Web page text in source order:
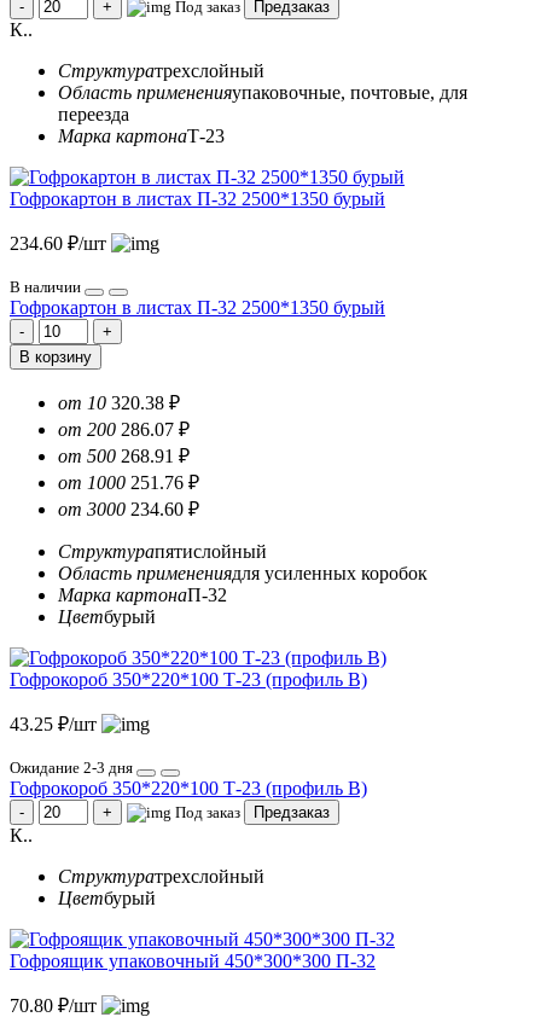
Под заказ Предзаказ
К..
Структуратрехслойный
Область примененияупаковочные, почтовые, для
переезда
Марка картонаТ-23
Гофрокартон в листах П-32 2500*1350 бурый
234.60 ₽/шт
В наличии
Гофрокартон в листах П-32 2500*1350 бурый
В корзину
от 10 320.38 ₽
от 200 286.07 ₽
от 500 268.91 ₽
от 1000 251.76 ₽
от 3000 234.60 ₽
Структурапятислойный
Область применениядля усиленных коробок
Марка картонаП-32
Цветбурый
Гофрокороб 350*220*100 Т-23 (профиль B)
43.25 ₽/шт
Ожидание 2-3 дня
Гофрокороб 350*220*100 Т-23 (профиль B)
Под заказ Предзаказ
К..
Структуратрехслойный
Цветбурый
Гофроящик упаковочный 450*300*300 П-32
70.80 ₽/шт